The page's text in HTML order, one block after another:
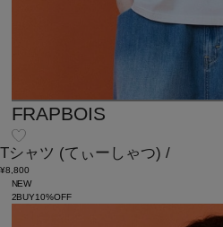
FRAPBOIS
Tシャツ (てぃーしゃつ) /
¥8,800
NEW
2BUY10%OFF